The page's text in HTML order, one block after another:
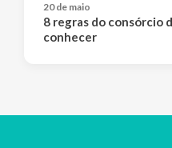
20 de maio
8 regras do consórcio
conhecer